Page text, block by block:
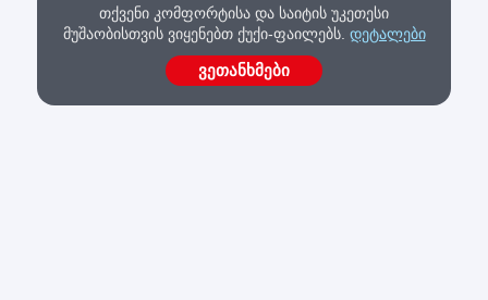
თქვენი კომფორტისა და საიტის უკეთესი
მუშაობისთვის ვიყენებთ ქუქი-ფაილებს. დეტალები
ვეთანხმები